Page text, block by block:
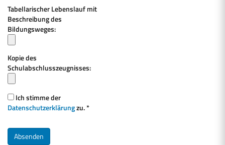
Tabellarischer Lebenslauf mit
Beschreibung des
Bildungsweges:
Kopie des
Schulabschlusszeugnisses:
Ich stimme der
Datenschutzerklärungzu. *